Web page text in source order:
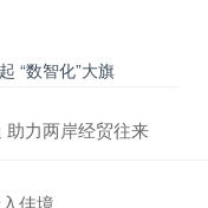
“数智化”大旗
力两岸经贸往来
佳境